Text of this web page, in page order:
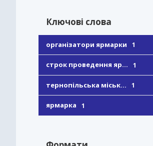
Ключові слова
організатори ярмарки 1
строк проведення яр... 1
тернопільська міськ... 1
ярмарка 1